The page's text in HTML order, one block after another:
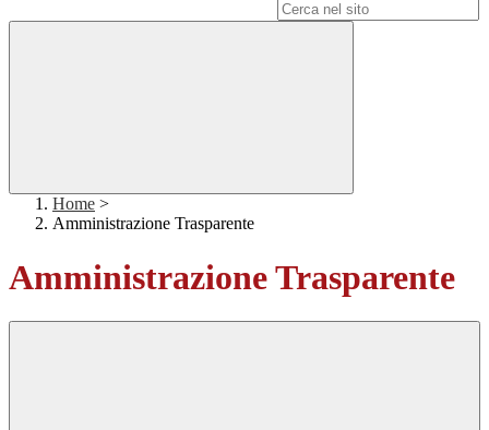
Home >
Amministrazione Trasparente
Amministrazione Trasparente